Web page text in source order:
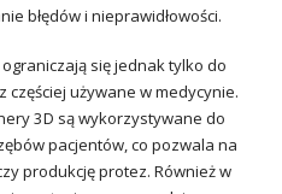
błędów i nieprawidłowości.
się jednak tylko do
częściej używane w medycynie.
3D są wykorzystywane do
pacjentów, co pozwala na
produkcję protez. Również w